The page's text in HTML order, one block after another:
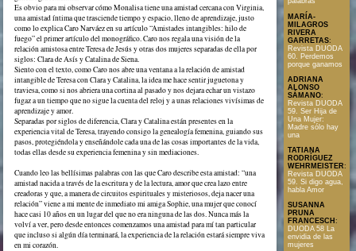
Es obvio para mi observar cómo Monalisa tiene una amistad cercana con Virginia,
una amistad íntima que trasciende tiempo y espacio, lleno de aprendizaje, justo
como lo explica Caro Narváez en su artículo “Amistades intangibles: hilo de
fuego” el primer artículo del monográfico. Caro nos regala una visión de la
relación amistosa entre Teresa de Jesús y otras dos mujeres separadas de ella por
siglos: Clara de Asís y Catalina de Siena.
Siento con el texto, como Caro nos abre una ventana a la relación de amistad
intangible de Teresa con Clara y Catalina, la idea me hace sentir juguetona y
traviesa, como si nos abriera una cortina al pasado y nos dejara echar un vistazo
fugaz a un tiempo que no sigue la cuenta del reloj y a unas relaciones vivísimas de
aprendizaje y amor.
Separadas por siglos de diferencia, Clara y Catalina están presentes en la
experiencia vital de Teresa, trayendo consigo la genealogía femenina, guiando sus
pasos, protegiéndola y enseñándole cada una de las cosas importantes de la vida,
todas ellas desde su experiencia femenina y sin mediaciones.
Cuando leo las bellísimas palabras con las que Caro describe esta amistad: “una
amistad nacida a través de la escritura y de la lectura, amor que crea lazo entre
creadoras y que, a manera de circuitos espirituales y misteriosos, deja nacer una
relación” viene a mi mente de inmediato mi amiga Sophie, una mujer que conocí
hace casi 10 años en un lugar del que no era ninguna de las dos. Nunca más la
volví a ver, pero desde entonces comenzamos una amistad para mí tan particular
que incluso si algún día terminará, la experiencia de la relación estará siempre viva
en mi corazón.
MARÍA-
MILAGROS
RIVERA
GARRETAS:
Revista DUODA
60. Perdemos
porque ganamos
ADRIANA
ALONSO
SÁMANO:
Revista DUODA
59. Ser Hija de
Una Mujer:
Madre sólo hay
una
TATIANA
RODRÍGUEZ
WEHRMEISTER:
Revista DUODA
59. Si digo agua,
habla Amor
SUSANNA
PRUNA
FRANCESCH :
DUODA 58 La
envidia de las
mujeres